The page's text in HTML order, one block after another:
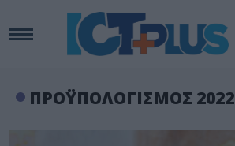
ΠΡΟΫΠΟΛΟΓΙΣΜΟΣ 2022